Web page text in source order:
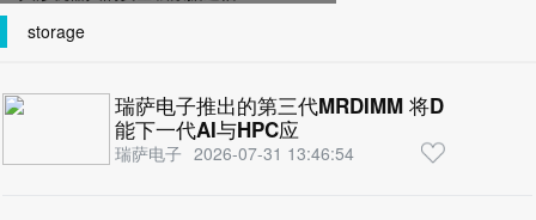
storage
瑞萨电子推出的第三代MRDIMM 将DDR5内存
能下一代AI与HPC应
瑞萨电子 2026-07-31 13:46:54